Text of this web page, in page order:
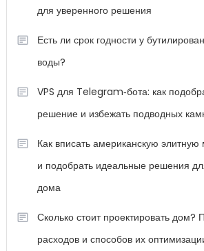
для уверенного решения
Есть ли срок годности у
воды?
VPS для Telegram‑бота: как
решение и избежать подводных
Как вписать американскую
и подобрать идеальные решения
дома
Сколько стоит проектировать дом?
расходов и способов их